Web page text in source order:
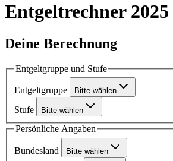
Entgeltrechner 2025
Deine Berechnung
Entgeltgruppe und Stufe
Entgeltgruppe Bitte wählen
Stufe Bitte wählen
Persönliche Angaben
Bundesland Bitte wählen